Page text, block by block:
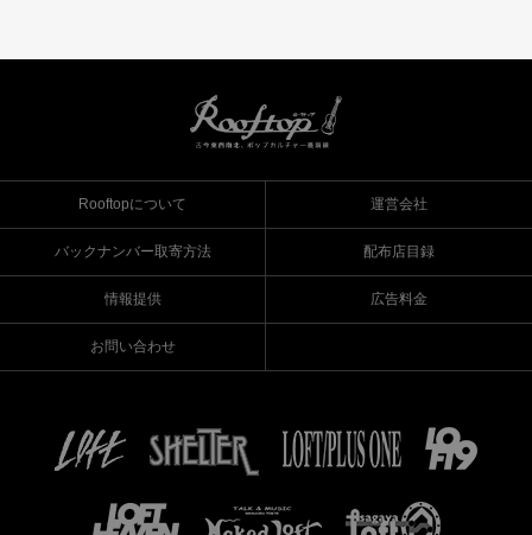
Rooftopについて 運営会社
バックナンバー取寄方法 配布店目録
情報提供 広告料金
お問い合わせ